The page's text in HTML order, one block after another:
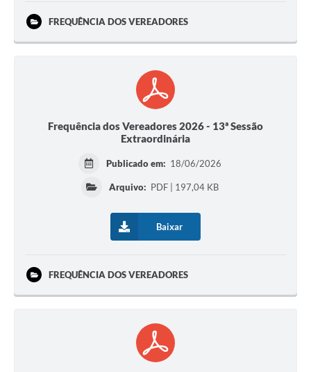
FREQUÊNCIA DOS VEREADORES
Frequência dos Vereadores 2026 - 13ª Sessão
Extraordinária
Publicado em: 18/06/2026
Arquivo: PDF | 197,04 KB
Baixar
FREQUÊNCIA DOS VEREADORES